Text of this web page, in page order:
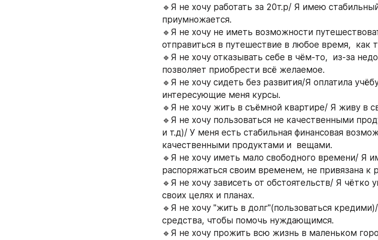
🔹️Я не хочу работать за 20т.р/ Я имею
приумножается.
🔹️Я не хочу не иметь возможности
отправиться в путешествие в любое время,  как
🔹️Я не хочу отказывать себе в чём-то,  из-за
позволяет приобрести всё желаемое.
🔹️Я не хочу сидеть без развития/Я оплатила
интересующие меня курсы.
🔹️Я не хочу жить в съёмной квартире/ Я живу в
🔹️Я не хочу пользоваться не качественными
и т.д)/ У меня есть стабильная финансовая
качественными продуктами и  вещами.
🔹️Я не хочу иметь мало свободного времени/ Я
распоряжаться своим временем, не привязана к
🔹️Я не хочу зависеть от обстоятельств/ Я чётко
своих целях и планах.
🔹️Я не хочу "жить в долг"(пользоваться
средства, чтобы помочь нуждающимся.
🔹️Я не хочу прожить всю жизнь в маленьком